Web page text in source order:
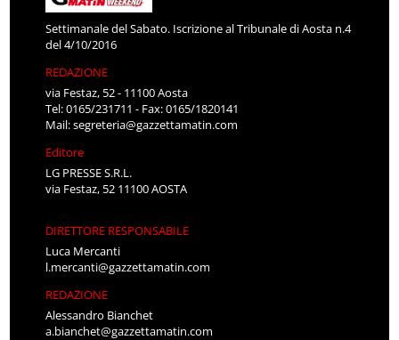
Settimanale del Sabato. Iscrizione al Tribunale di Aosta n.4
del 4/10/2016
REDAZIONE
via Festaz, 52 - 11100 Aosta
Tel: 0165/231711 - Fax: 0165/1820141
Mail:segreteria@gazzettamatin.com
Editore
LG PRESSE S.R.L.
via Festaz, 52 11100 AOSTA
DIRETTORE RESPONSABILE
Luca Mercanti
l.mercanti@gazzettamatin.com
REDAZIONE
Alessandro Bianchet
a.bianchet@gazzettamatin.com